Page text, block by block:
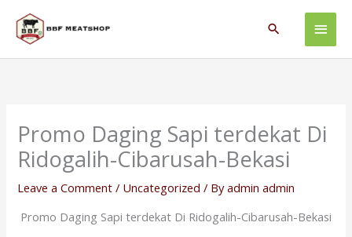
content
Main
Search
Promo Daging Sapi terdekat Di
Ridogalih-Cibarusah-Bekasi
Leave a Comment / Uncategorized / Byadmin admin
Promo Daging Sapi terdekat Di Ridogalih-Cibarusah-Bekasi